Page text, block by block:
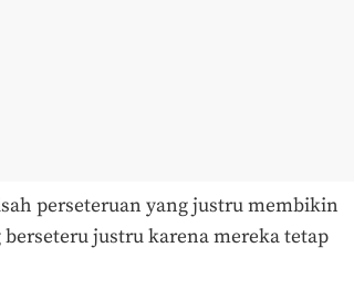
perseteruan yang justru membikin
justru karena mereka tetap